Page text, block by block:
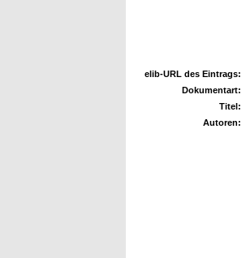
elib-URL des Eintrags:
Dokumentart:
Titel:
Autoren: